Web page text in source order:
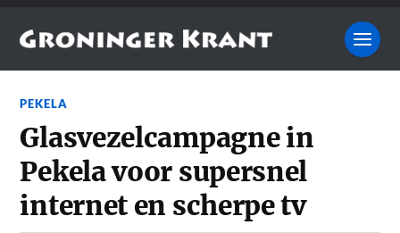
PEKELA
Glasvezelcampagne in
Pekela voor supersnel
internet en scherpe tv